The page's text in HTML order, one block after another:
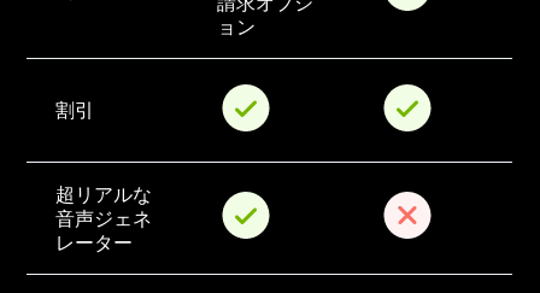
ョン
割引
超リアルな
音声ジェネ
レーター